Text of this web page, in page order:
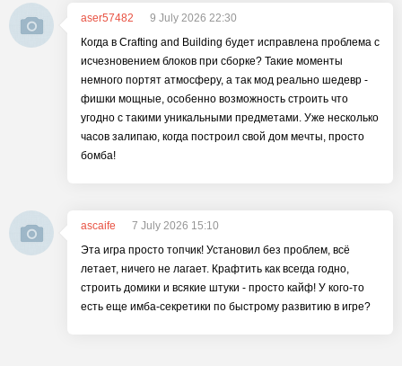
aser57482
9 July 2026 22:30
Когда в Crafting and Building будет исправлена проблема с
исчезновением блоков при сборке? Такие моменты
немного портят атмосферу, а так мод реально шедевр -
фишки мощные, особенно возможность строить что
угодно с такими уникальными предметами. Уже несколько
часов залипаю, когда построил свой дом мечты, просто
бомба!
ascaife
7 July 2026 15:10
Эта игра просто топчик! Установил без проблем, всё
летает, ничего не лагает. Крафтить как всегда годно,
строить домики и всякие штуки - просто кайф! У кого-то
есть еще имба-секретики по быстрому развитию в игре?